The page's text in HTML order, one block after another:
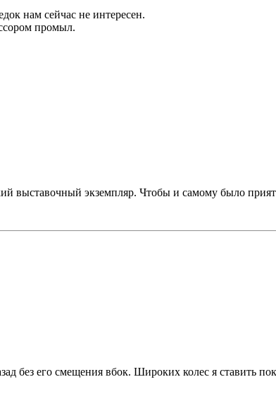
нам сейчас не интересен.
промыл.
выставочный экземпляр. Чтобы и самому было
без его смещения вбок. Широких колес я ставить